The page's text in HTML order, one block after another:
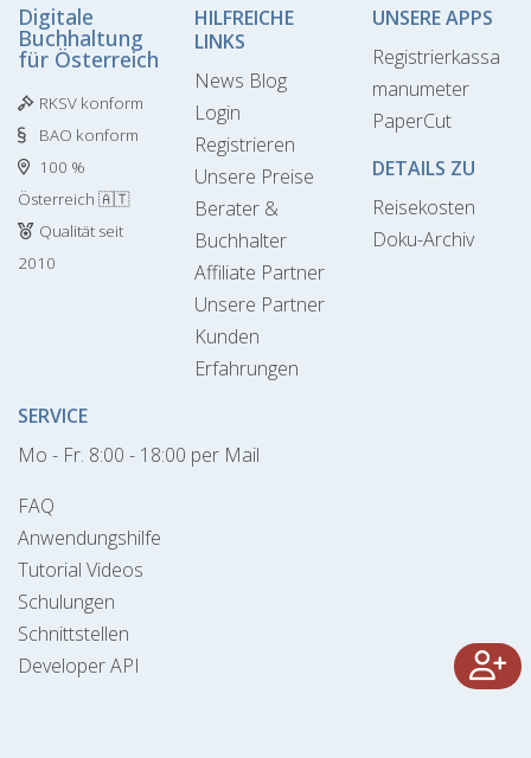
Digitale
Buchhaltung
für Österreich
RKSV konform
BAO konform
100 %
Österreich 🇦🇹
Qualität seit
2010
HILFREICHE
LINKS
News Blog
Login
Registrieren
Unsere Preise
Berater &
Buchhalter
Affiliate Partner
Unsere Partner
Kunden
Erfahrungen
UNSERE APPS
Registrierkassa
manumeter
PaperCut
DETAILS ZU
Reisekosten
Doku-Archiv
SERVICE
Mo - Fr. 8:00 - 18:00 per Mail
FAQ
Anwendungshilfe
Tutorial Videos
Schulungen
Schnittstellen
Developer API